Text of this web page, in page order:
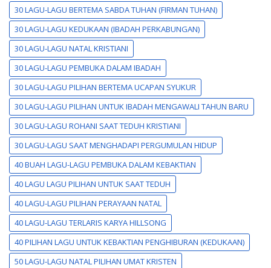
30 LAGU-LAGU BERTEMA SABDA TUHAN (FIRMAN TUHAN)
30 LAGU-LAGU KEDUKAAN (IBADAH PERKABUNGAN)
30 LAGU-LAGU NATAL KRISTIANI
30 LAGU-LAGU PEMBUKA DALAM IBADAH
30 LAGU-LAGU PILIHAN BERTEMA UCAPAN SYUKUR
30 LAGU-LAGU PILIHAN UNTUK IBADAH MENGAWALI TAHUN BARU
30 LAGU-LAGU ROHANI SAAT TEDUH KRISTIANI
30 LAGU-LAGU SAAT MENGHADAPI PERGUMULAN HIDUP
40 BUAH LAGU-LAGU PEMBUKA DALAM KEBAKTIAN
40 LAGU LAGU PILIHAN UNTUK SAAT TEDUH
40 LAGU-LAGU PILIHAN PERAYAAN NATAL
40 LAGU-LAGU TERLARIS KARYA HILLSONG
40 PILIHAN LAGU UNTUK KEBAKTIAN PENGHIBURAN (KEDUKAAN)
50 LAGU-LAGU NATAL PILIHAN UMAT KRISTEN